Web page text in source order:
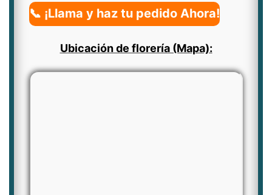
📞 ¡Llama y haz tu pedido Ahora!
Ubicación de florería (Mapa):